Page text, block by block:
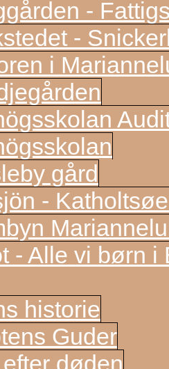
-
-
i
gård
-
- Alle vi børn i
historie
Guder
døden